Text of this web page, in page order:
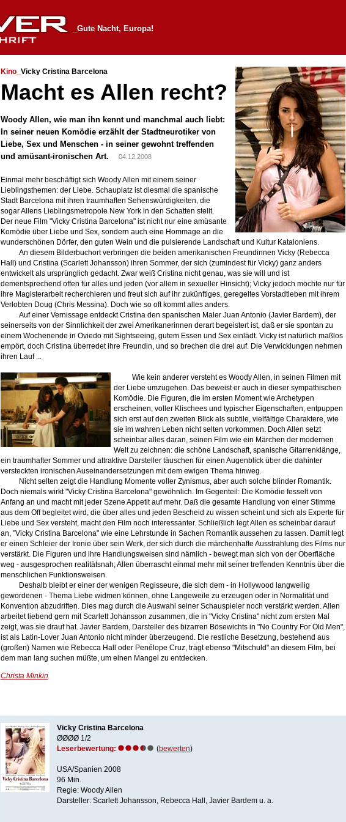
_Gute Nacht, Europa!
Kino_ Vicky Cristina Barcelona
Macht es Allen recht?
Woody Allen, wie man ihn kennt und manchmal auch liebt:
In seiner neuen Komödie erzählt der Stadtneurotiker von
Liebe, Sex und Menschen - in seiner gewohnt treffenden
und amüsant-ironischen Art.
04.12.2008
Einmal mehr beschäftigt sich Woody Allen mit einem seiner
Lieblingsthemen: der Liebe. Schauplatz ist diesmal die spanische
Stadt Barcelona mit ihren traumhaften Sehenswürdigkeiten, die
sogar Allens Lieblingsmetropole New York in den Schatten stellt.
Der neue Film "Vicky Cristina Barcelona" ist nicht nur eine amüsante
Komödie über Liebe und Sex, sondern auch eine Hommage an die
wunderschönen Dörfer, den guten Wein und die pulsierende Landschaft und Kultur Kataloniens.
An diesem Bilderbuchort verbringen die beiden amerikanischen Freundinnen Vicky (Rebecca
Hall) und Cristina (Scarlett Johansson) ihren Sommer, der sich (zumindest für Vicky) ganz anders
entwickelt als ursprünglich gedacht. Zwar weiß Cristina nicht genau, was sie will und ist
dementsprechend offen für alles und jeden (vor allem in sexueller Hinsicht); Vicky jedoch möchte nur für
ihre Magisterarbeit recherchieren und freut sich auf ihr zukünftiges, geregeltes Vorstadtleben mit ihrem
Verlobten Doug (Chris Messina). Doch wie so oft kommt alles anders.
Auf einer Vernissage entdeckt Cristina den spanischen Maler Juan Antonio (Javier Bardem), der
seinerseits von der Sinnlichkeit der zwei Amerikanerinnen derart begeistert ist, daß er sie spontan zu
einem Wochenende in Oviedo mit Sightseeing, gutem Essen und Sex einlädt. Vicky ist natürlich maßlos
empört, doch Cristina überredet ihre Freundin, und so brechen die drei auf. Die Verwicklungen nehmen
ihren Lauf ...
Wie kein anderer versteht es Woody Allen, in seinen Filmen mit
der Liebe umzugehen. Das beweist er auch in dieser sympathischen
Komödie. Die Figuren, die im ersten Moment wie Archetypen
erscheinen, voller Klischees und typischer Eigenschaften, entpuppen
sich erst auf den zweiten Blick als subtile, vielfältige Charaktere, wie
sie im wahren Leben nicht selten vorkommen. Doch Allen setzt
scheinbar alles daran, seinen Film wie ein Märchen der modernen
Welt zu zeichnen: die schöne Landschaft, spanische Gitarrenklänge,
ein traumhafter Sommer und attraktive Darsteller täuschen für einen Augenblick über die dahinter
versteckten ironischen Auseinandersetzungen mit dem ewigen Thema hinweg.
Nicht selten zeigt die Handlung Momente voller Zynismus, aber auch solche blinder Romantik.
Doch niemals wirkt "Vicky Cristina Barcelona" gewöhnlich. Im Gegenteil: Die Komödie fesselt von
Anfang an und macht mit jeder Szene Appetit auf mehr. Daß die gesamte Handlung von einer Stimme
aus dem Off begleitet wird, die über alles und jeden Bescheid zu wissen scheint und sich als Experte für
Liebe und Sex versteht, macht den Film noch interessanter. Schließlich legt Allen es scheinbar darauf
an, "Vicky Cristina Barcelona" wie eine Lehrstunde in Sachen Romantik aussehen zu lassen. Damit legt
er einen Schleier der Ironie über sein Werk, der sich durch die märchenhafte Ausstrahlung des Films nur
verstärkt. Die Figuren und ihre Handlungsweisen sind nämlich - bewegt man sich von der Oberfläche
weg - ausgesprochen realitätsnah; Allen überrascht einmal mehr mit seiner treffenden Kenntnis über die
menschlichen Funktionsweisen.
Deshalb bleibt er einer der wenigen Regisseure, die sich dem - in Hollywood langweilig
gewordenen - Thema Liebe widmen können, ohne Langeweile zu erzeugen oder in Normalität und
Konvention abzudriften. Dies mag durch die Auswahl seiner Schauspieler noch verstärkt werden. Allen
arbeitet liebend gern mit Scarlett Johansson zusammen, die in "Vicky Cristina" nicht zum ersten Mal
zeigt, was sie drauf hat. Javier Bardem, Darsteller des bizarren Bösewichts in "No Country For Old Men",
ist als Latin-Lover Juan Antonio nicht minder überzeugend. Die restliche Besetzung, bestehend aus
(großen) Namen wie Rebecca Hall oder Penélope Cruz, trägt ebenso "Mitschuld" an diesem Film, bei
dem man lang suchen müßte, um einen Mangel zu entdecken.
Christa Minkin
Vicky Cristina Barcelona
ØØØØ 1/2
Leserbewertung: (bewerten)
USA/Spanien 2008
96 Min.
Regie: Woody Allen
Darsteller: Scarlett Johansson, Rebecca Hall, Javier Bardem u. a.